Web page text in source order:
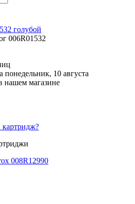
голубой
006R01532
понедельник, 10 августа
нашем магазине
картридж?